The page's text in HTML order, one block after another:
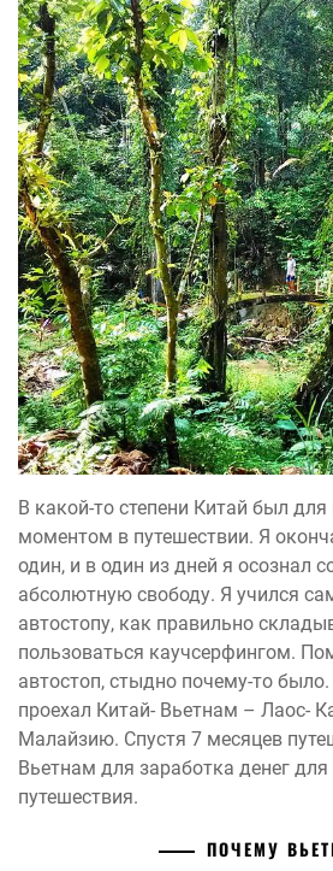
В какой-то степени Китай был
моментом в путешествии. Я
один, и в один из дней я осознал
абсолютную свободу. Я учился
автостопу, как правильно
пользоваться каучсерфингом.
автостоп, стыдно почему-то
проехал Китай- Вьетнам – Лаос-
Малайзию. Спустя 7 месяцев
Вьетнам для заработка денег
путешествия.
ПОЧЕМУ